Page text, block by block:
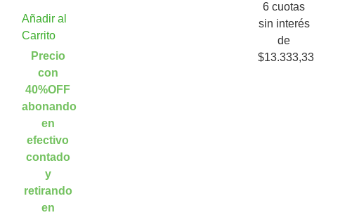
Añadir al
Carrito
Precio
con
40%OFF
abonando
en
efectivo
contado
y
retirando
en
6 cuotas
sin interés
de
$13.333,33